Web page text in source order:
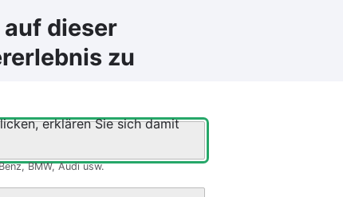
dieser
zu
erklären Sie sich damit
BMW, Audi usw.